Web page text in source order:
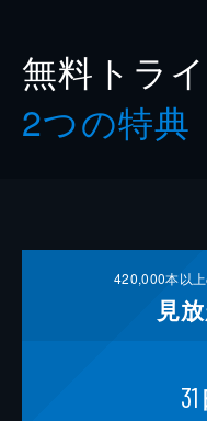
無料トラ
2つの特典
420,000本以
見
31